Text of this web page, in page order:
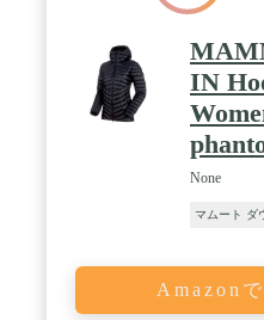
IN
None
マムート ダ
Amazon